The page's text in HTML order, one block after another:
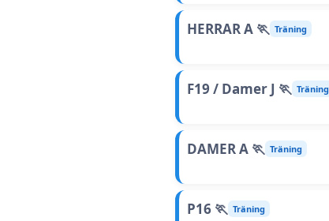
HERRAR A 🏃 Träning
F19 / Damer J 🏃 Träning
DAMER A 🏃 Träning
P16 🏃 Träning